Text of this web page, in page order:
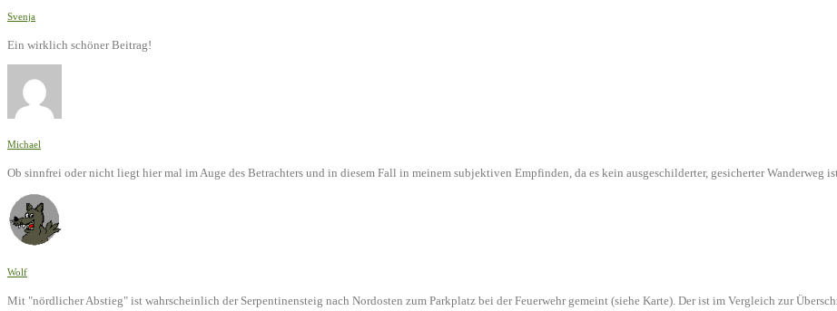
Svenja
Ein wirklich schöner Beitrag!
Michael
Ob sinnfrei oder nicht liegt hier mal im Auge des Betrachters und in diesem Fall in meinem subjektiven Empfinden, da es kein ausgeschilderter, gesicherter Wanderweg
Wolf
Mit "nördlicher Abstieg" ist wahrscheinlich der Serpentinensteig nach Nordosten zum Parkplatz bei der Feuerwehr gemeint (siehe Karte). Der ist im Vergleich zur